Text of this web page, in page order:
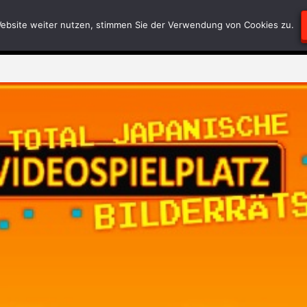
Geschriebenes RätselEcke Test-
weiter nutzen, stimmen Sie der Verwendung von Cookies zu.